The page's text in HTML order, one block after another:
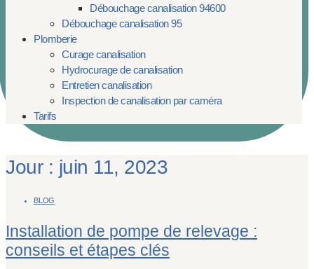
Débouchage canalisation 94600
Débouchage canalisation 95
Plomberie
Curage canalisation
Hydrocurage de canalisation
Entretien canalisation
Inspection de canalisation par caméra
Tarifs
Jour : juin 11, 2023
BLOG
Installation de pompe de relevage :
conseils et étapes clés